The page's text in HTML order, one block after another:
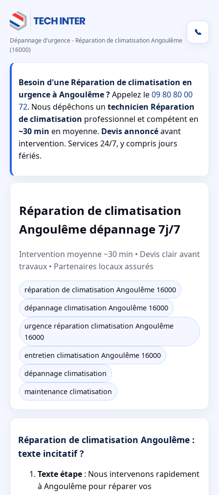
Dépannage d'urgence - Réparation de climatisation Angoulême
(16000)
📞
Besoin d'une Réparation de climatisation en
urgence à Angoulême ?Appelez le09 80 80 00
72. Nous dépêchons un technicien Réparation
de climatisation professionnel et compétent en
~30 min en moyenne. Devis annoncéavant
intervention. Services 24/7, y compris jours
fériés.
Réparation de climatisation
Angoulême dépannage 7j/7
Intervention moyenne ~30 min • Devis clair avant
travaux • Partenaires locaux assurés
réparation de climatisation Angoulême 16000
dépannage climatisation Angoulême 16000
urgence réparation climatisation Angoulême
16000
entretien climatisation Angoulême 16000
dépannage climatisation
maintenance climatisation
Réparation de climatisation Angoulême :
texte incitatif ?
Texte étape : Nous intervenons rapidement
à Angoulême pour réparer vos